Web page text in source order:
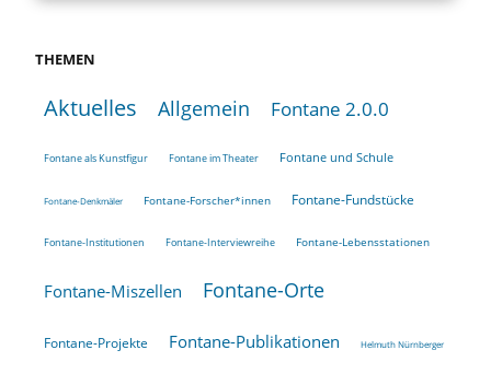
THEMEN
Aktuelles Allgemein Fontane 2.0.0
Fontane als Kunstfigur Fontane im Theater Fontane und Schule
Fontane-Denkmäler Fontane-Forscher*innen Fontane-Fundstücke
Fontane-Institutionen Fontane-Interviewreihe Fontane-Lebensstationen
Fontane-Miszellen Fontane-Orte
Fontane-Projekte Fontane-Publikationen Helmuth Nürnberger